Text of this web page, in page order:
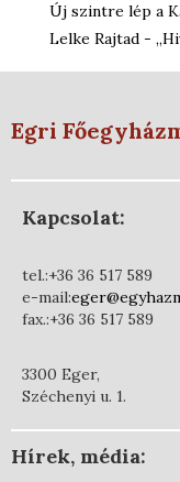
Új szintre lép a
Lelke Rajtad -
Egri
Kapcsolat:
tel.:+36 36 517 589
e-mail:
fax.:+36 36 517 589
3300 Eger,
Széchenyi u. 1.
Hírek, média: